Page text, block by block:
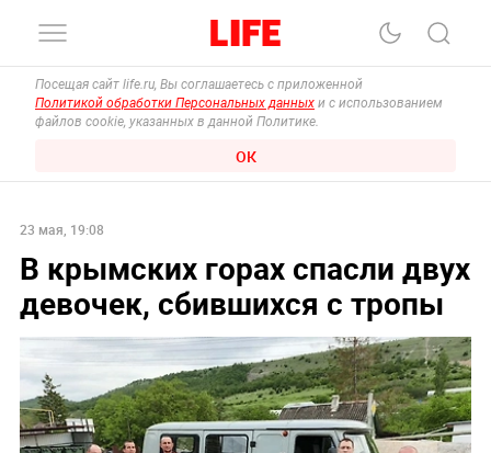
Посещая сайт life.ru, Вы соглашаетесь с приложенной
Политикой обработки Персональных данных и с использованием
файлов cookie, указанных в данной Политике.
ОК
23 мая, 19:08
В крымских горах спасли двух
девочек, сбившихся с тропы